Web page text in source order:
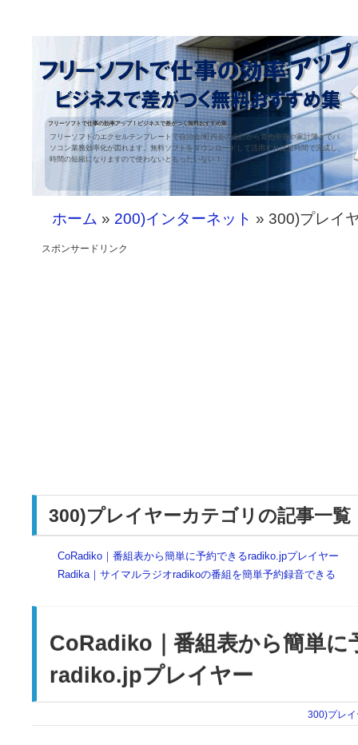
フリーソフトで仕事の効率アップ！ビジネスで差がつく無料おすすめ集
フリーソフトのエクセルテンプレートで自治会/町内会の会計から青色申告や家計簿までパ
ソコン業務効率化が図れます。無料ソフトをダウンロードして活用すれば短時間で完成し、
時間の短縮になりますので使わないともったいない！
ホーム » 200)インターネット » 300)プレイ
スポンサードリンク
300)プレイヤーカテゴリの記事一覧
CoRadiko｜番組表から簡単に予約できるradiko.jpプレイヤー
Radika｜サイマルラジオradikoの番組を簡単予約録音できる
CoRadiko｜番組表から簡単に
radiko.jpプレイヤー
300)プレイ